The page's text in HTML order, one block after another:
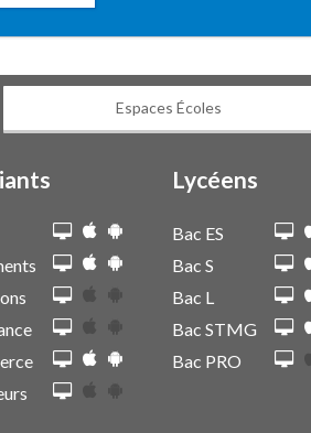
Espaces Écoles
Lycéens
Bac ES
Bac S
Bac L
Bac STMG
Bac PRO